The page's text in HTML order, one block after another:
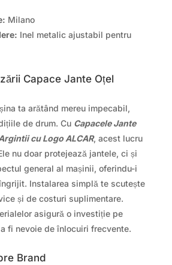
Milano
Inel metalic ajustabil pentru
Capace Jante Oțel
ta arătând mereu impecabil,
de drum. Cu Capacele Jante
cu Logo ALCAR, acest lucru
nu doar protejează jantele, ci și
general al mașinii, oferindu-i
Instalarea simplă te scutește
și de costuri suplimentare.
asigură o investiție pe
fi nevoie de înlocuiri frecvente.
Brand